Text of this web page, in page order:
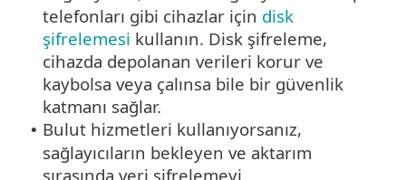
telefonları gibi cihazlar için disk
şifrelemesi kullanın. Disk şifreleme,
cihazda depolanan verileri korur ve
kaybolsa veya çalınsa bile bir güvenlik
katmanı sağlar.
• Bulut hizmetleri kullanıyorsanız,
sağlayıcıların bekleyen ve aktarım
sırasında veri şifrelemeyi